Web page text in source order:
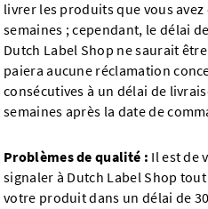
livrer les produits que vous avez
semaines ; cependant, le délai
Dutch Label Shop ne saurait
paiera aucune réclamation
consécutives à un délai de
semaines après la date de
Problèmes de qualité : Il est de
signaler à Dutch Label Shop
votre produit dans un délai de